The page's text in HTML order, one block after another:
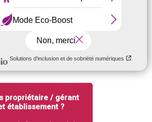
5 km
✎ Edit
Aerogrid, IGN, IGP, UPR-EGP, and the GIS User
Community
propriétaire / gérant
établissement ?